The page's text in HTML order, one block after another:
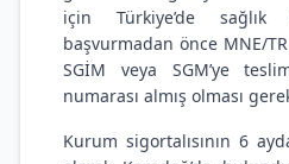
için Türkiye’de sağlık
başvurmadan önce MNE/
SGİM veya SGM’ye
numarası almış olması
Kurum sigortalısının 6